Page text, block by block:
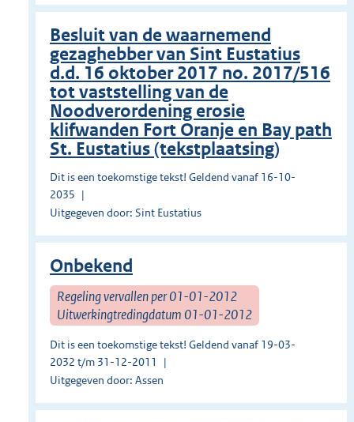
Besluit van de waarnemend
gezaghebber van Sint Eustatius
d.d. 16 oktober 2017 no. 2017/516
tot vaststelling van de
Noodverordening erosie
klifwanden Fort Oranje en Bay path
St. Eustatius (tekstplaatsing)
Dit is een toekomstige tekst! Geldend vanaf 16-10-
2035
Uitgegeven door: Sint Eustatius
Onbekend
Regeling vervallen per 01-01-2012
Uitwerkingtredingdatum 01-01-2012
Dit is een toekomstige tekst! Geldend vanaf 19-03-
2032 t/m 31-12-2011
Uitgegeven door: Assen